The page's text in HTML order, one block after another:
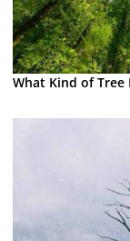
What Kind of Tree